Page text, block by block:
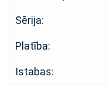
Sērija:
Platība:
Istabas: